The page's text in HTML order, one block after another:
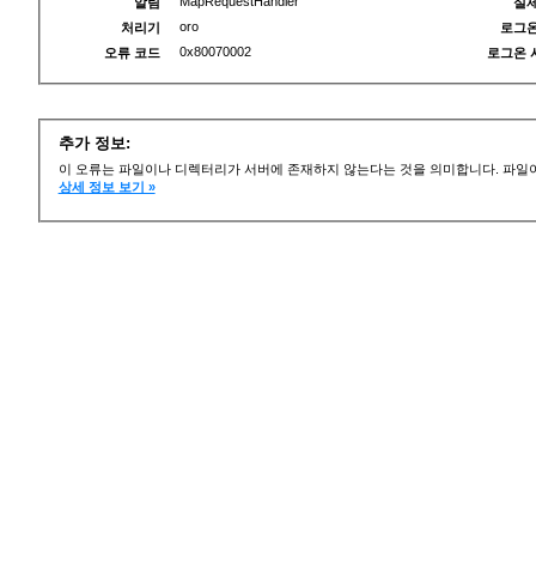
처리기
oro
오류 코드
0x80070002
로그
로그온
추가 정보:
이 오류는 파일이나 디렉터리가 서버에 존재하지 않는다는 것을 의미합니다. 파
상세 정보 보기 »